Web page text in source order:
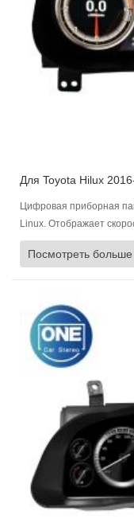
Цифровая приборная
Linux. Отображает
двигателя, уровень
шинах, многоязычность
Посмотреть больше